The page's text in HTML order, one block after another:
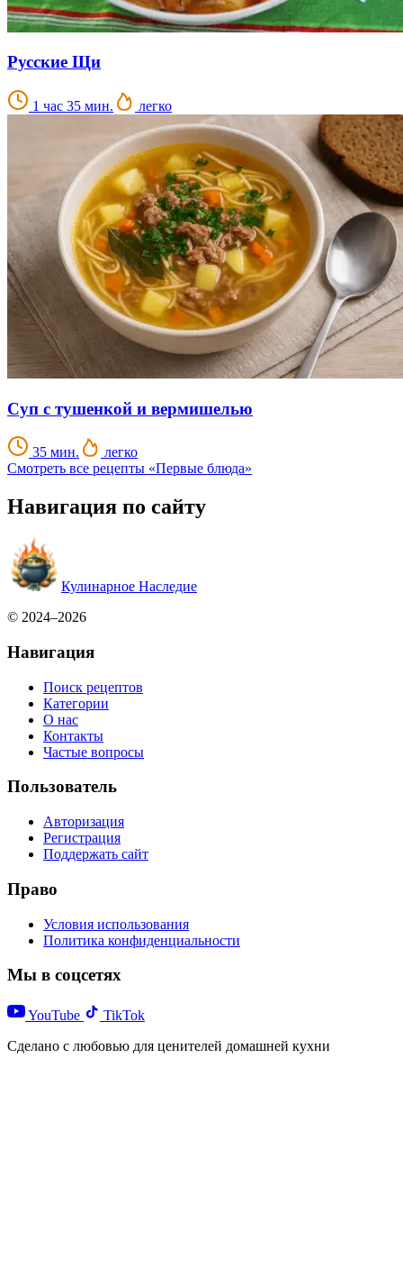
Русские Щи
1 час 35 мин. легко
Суп с тушенкой и вермишелью
35 мин.
легко
Смотреть все рецепты «Первые блюда»
Навигация по сайту
Кулинарное Наследие
© 2024–2026
Навигация
Поиск рецептов
Категории
О нас
Контакты
Частые вопросы
Пользователь
Авторизация
Регистрация
Поддержать сайт
Право
Условия использования
Политика конфиденциальности
Мы в соцсетях
YouTube
TikTok
Сделано с любовью для ценителей домашней кухни